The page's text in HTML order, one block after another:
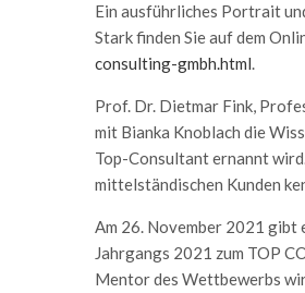
Ein ausführliches Portrait
Stark finden Sie auf dem
consulting-gmbh.html.
Prof. Dr. Dietmar Fink,
mit Bianka Knoblach die
Top-Consultant ernannt
mittelständischen Kunden
Am 26. November 2021 gibt
Jahrgangs 2021 zum TOP
Mentor des Wettbewerbs